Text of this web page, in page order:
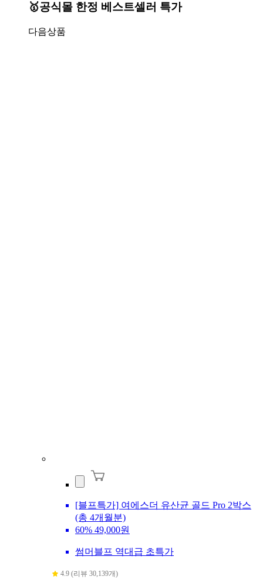
🥇공식몰 한정 베스트셀러 특가
다음상품
[블프특가] 여에스더 유산균 골드 Pro 2박스
(총 4개월분)
60% 49,000원
썸머블프 역대급 초특가
4.9 (리뷰 30,139개)